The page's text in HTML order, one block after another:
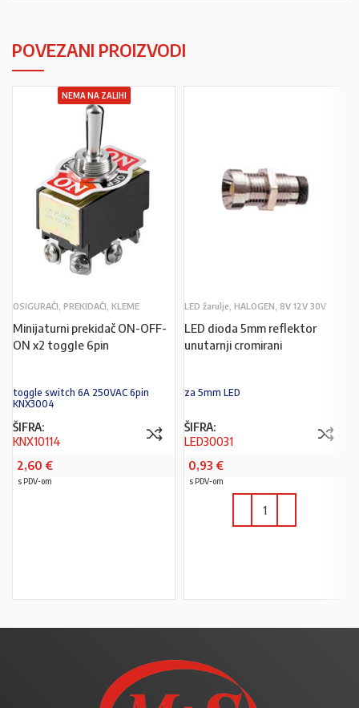
POVEZANI PROIZVODI
NEMA NA ZALIHI
OSIGURAČI, PREKIDAČI, KLEME
Minijaturni prekidač ON-OFF-
ON x2 toggle 6pin
toggle switch 6A 250VAC 6pin
KNX3004
ŠIFRA:
KNX10114
2,60 €
s PDV-om
LED žarulje, HALOGEN, 8V 12V 30V
LED dioda 5mm reflektor
unutarnji cromirani
za 5mm LED
ŠIFRA:
LED30031
0,93 €
s PDV-om